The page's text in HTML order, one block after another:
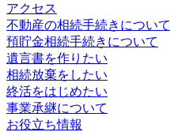
アクセス
不動産の相続手続きについて
預貯金相続手続きについて
遺言書を作りたい
相続放棄をしたい
終活をはじめたい
事業承継について
お役立ち情報